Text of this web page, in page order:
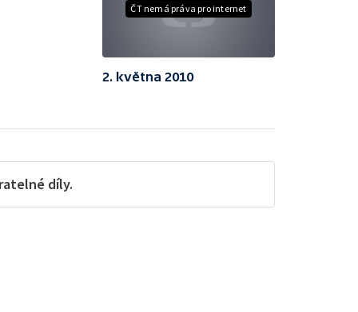
ČT nemá práva pro internet
2. května 2010
díly.